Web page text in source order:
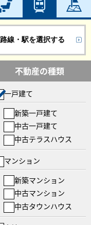
路線・駅を選択する
不動産の種類
一戸建て
新築一戸建て
中古一戸建て
中古テラスハウス
マンション
新築マンション
中古マンション
中古タウンハウス